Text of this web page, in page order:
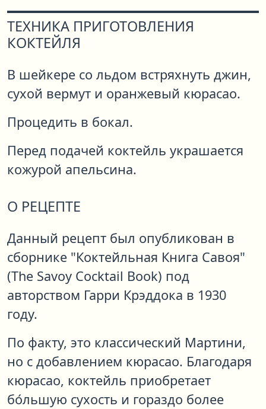
ТЕХНИКА ПРИГОТОВЛЕНИЯ
КОКТЕЙЛЯ
В шейкере со льдом встряхнуть джин,
сухой вермут и оранжевый кюрасао.
Процедить в бокал.
Перед подачей коктейль украшается
кожурой апельсина.
О РЕЦЕПТЕ
Данный рецепт был опубликован в
сборнике "Коктейльная Книга Савоя"
(The Savoy Cocktail Book) под
авторством Гарри Крэддока в 1930
году.
По факту, это классический Мартини,
но с добавлением кюрасао. Благодаря
кюрасао, коктейль приобретает
бо́льшую сухость и гораздо более